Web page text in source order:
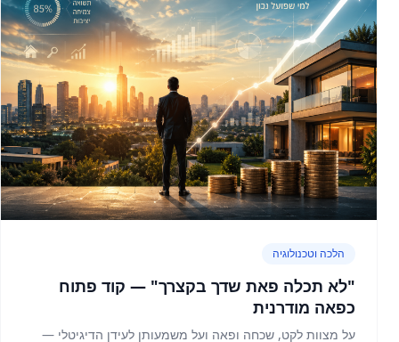
הלכה וטכנולוגיה
"לא תכלה פאת שדך בקצרך" — קוד פתוח
כפאה מודרנית
על מצוות לקט, שכחה ופאה ועל משמעותן לעידן הדיגיטלי —